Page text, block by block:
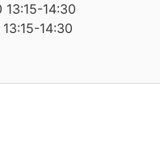
14:30
14:30